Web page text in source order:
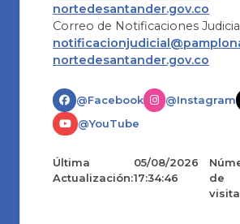
nortedesantander.gov.co
Correo de Notificaciones
nortedesantander.gov.co
@Facebook @Instagram
@YouTube
Última
Actualización:
05/08/2026
17:34:46
de